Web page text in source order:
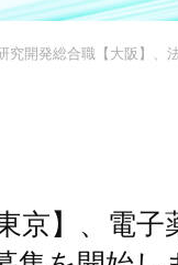
開発総合職【大阪】、
京】、電子